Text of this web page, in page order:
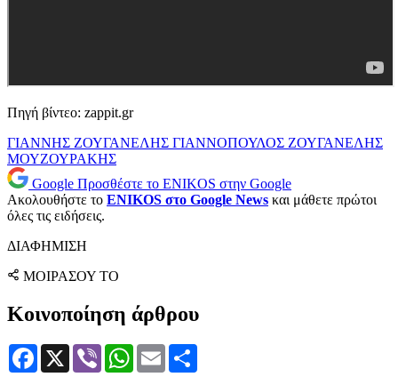
Πηγή βίντεο: zappit.gr
ΓΙΑΝΝΗΣ ΖΟΥΓΑΝΕΛΗΣ ΓΙΑΝΝΟΠΟΥΛΟΣ ΖΟΥΓΑΝΕΛΗΣ
ΜΟΥΖΟΥΡΑΚΗΣ
Google Προσθέστε το ENIKOS στην Google
Ακολουθήστε το ENIKOS στο Google News και μάθετε πρώτοι
όλες τις ειδήσεις.
ΔΙΑΦΗΜΙΣΗ
ΜΟΙΡΑΣΟΥ ΤΟ
Κοινοποίηση άρθρου
Facebook
X Viber WhatsApp
Email